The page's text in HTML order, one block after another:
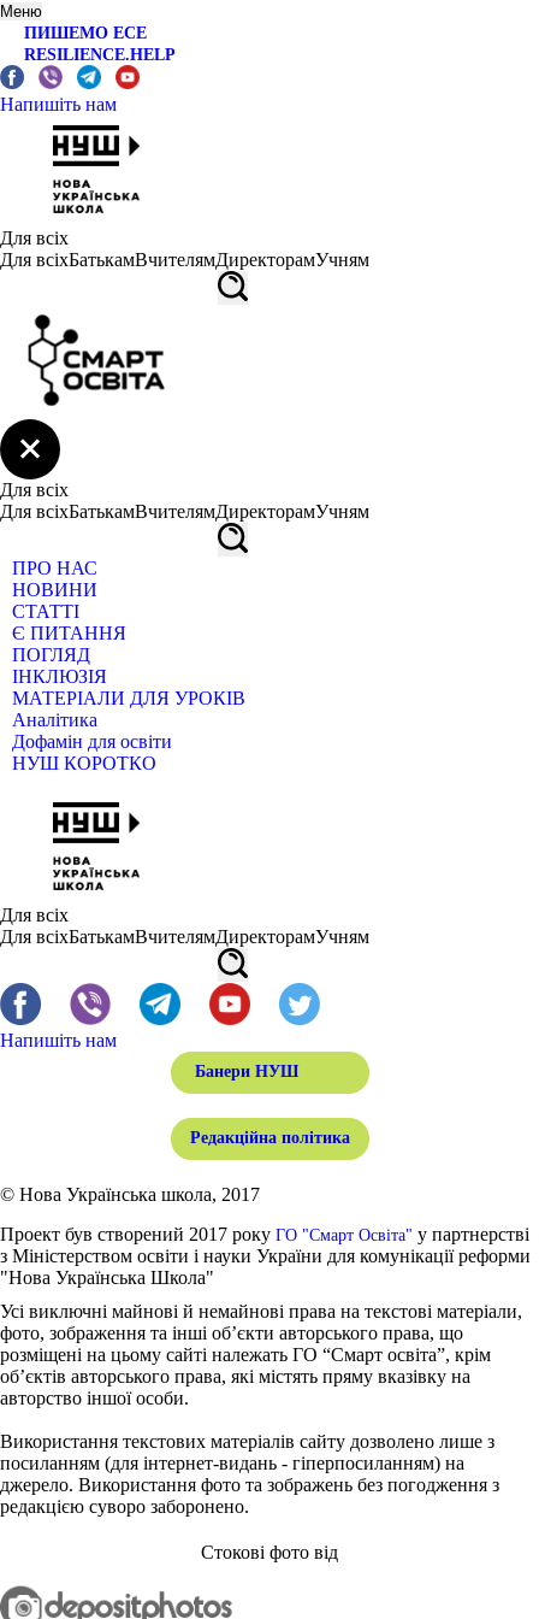
Меню
ПИШЕМО ЕСЕ
RESILIENCE.HELP
Напишіть нам
Для всіх
Для всіхБатькамВчителямДиректорамУчням
Для всіх
Для всіхБатькамВчителямДиректорамУчням
ПРО НАС
НОВИНИ
СТАТТІ
Є ПИТАННЯ
ПОГЛЯД
ІНКЛЮЗІЯ
МАТЕРІАЛИ ДЛЯ УРОКІВ
Аналітика
Дофамін для освіти
НУШ КОРОТКО
Для всіх
Для всіхБатькамВчителямДиректорамУчням
Напишіть нам
Банери НУШ
Редакційна політика
© Нова Українська школа, 2017
Проект був створений 2017 року ГО "Смарт Освіта" у партнерстві
з Міністерством освіти і науки України для комунікації реформи
"Нова Українська Школа"
Усі виключні майнові й немайнові права на текстові матеріали,
фото, зображення та інші об’єкти авторського права, що
розміщені на цьому сайті належать ГО “Смарт освіта”, крім
об’єктів авторського права, які містять пряму вказівку на
авторство іншої особи.
Використання текстових матеріалів сайту дозволено лише з
посиланням (для інтернет-видань - гіперпосиланням) на
джерело. Використання фото та зображень без погодження з
редакцією суворо заборонено.
Стокові фото від